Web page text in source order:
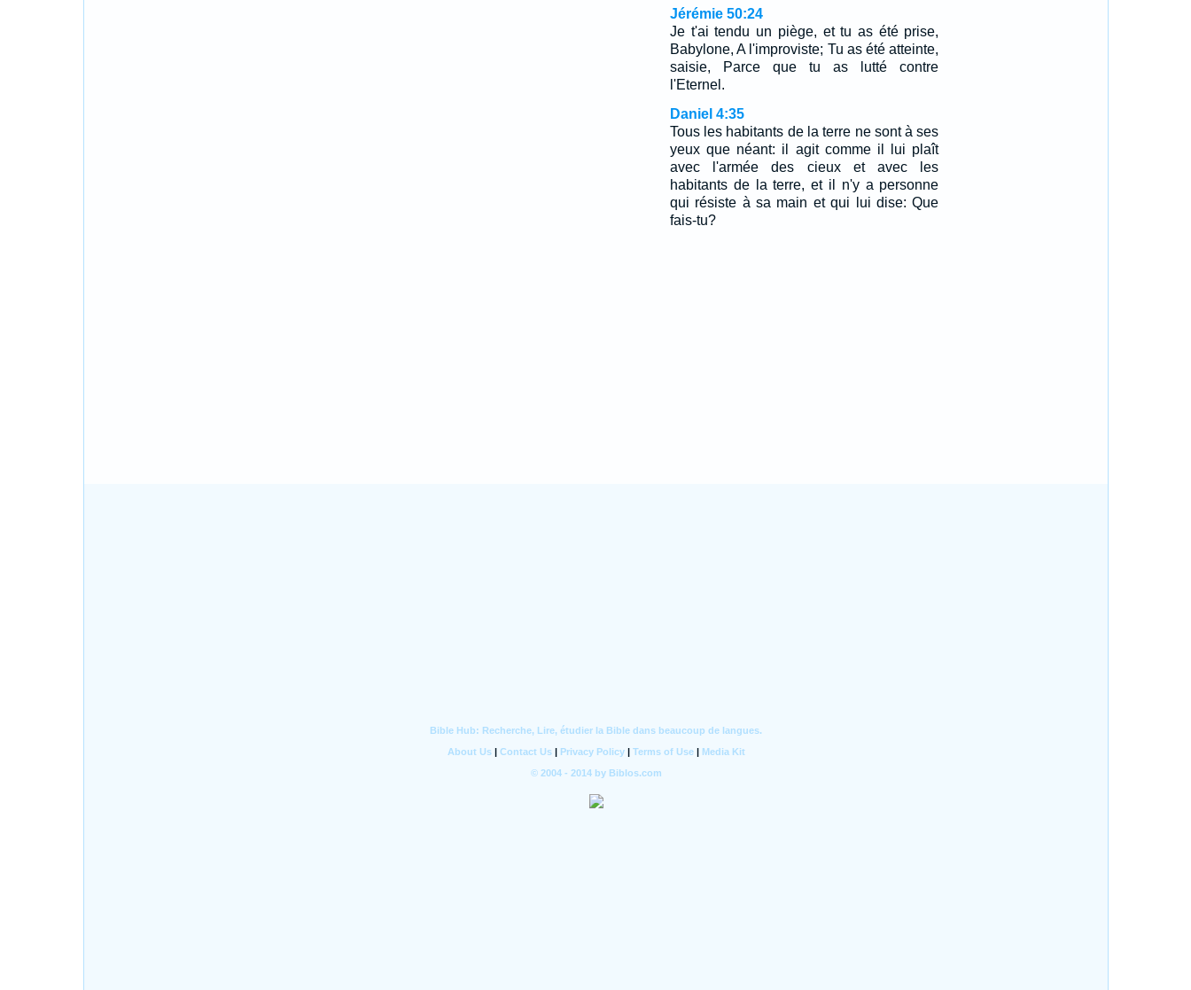
Jérémie 50:24
Je t'ai tendu un piège, et tu as été prise,
Babylone, A l'improviste; Tu as été atteinte,
saisie, Parce que tu as lutté contre
l'Eternel.
Daniel 4:35
Tous les habitants de la terre ne sont à ses
yeux que néant: il agit comme il lui plaît
avec l'armée des cieux et avec les
habitants de la terre, et il n'y a personne
qui résiste à sa main et qui lui dise: Que
fais-tu?